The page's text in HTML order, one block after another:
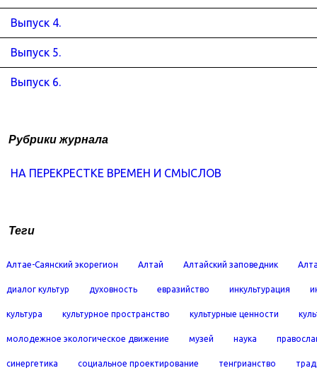
Выпуск 4.
Выпуск 5.
Выпуск 6.
Рубрики журнала
НА ПЕРЕКРЕСТКЕ ВРЕМЕН И СМЫСЛОВ
Теги
Алтае-Саянский экорегион Алтай Алтайский заповедник
диалог культур духовность евразийство инкультурация
культура культурное пространство культурные ценности
молодежное экологическое движение музей наука
синергетика социальное проектирование тенгрианство